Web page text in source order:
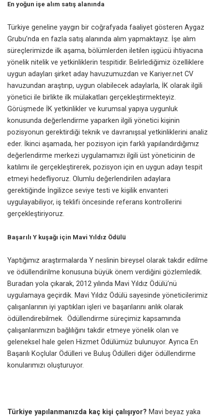
En yoğun işe alım satış alanında
Türkiye geneline yaygın bir coğrafyada faaliyet gösteren Aygaz
Grubu’nda en fazla satış alanında alım yapmaktayız. İşe alım
süreçlerimizde ilk aşama, bölümlerden iletilen işgücü ihtiyacına
yönelik nitelik ve yetkinliklerin tespitidir. Belirlediğimiz özelliklere
uygun adayları şirket aday havuzumuzdan ve Kariyer.net CV
havuzundan araştırıp, uygun olabilecek adaylarla, İK olarak ilgili
yönetici ile birlikte ilk mülakatları gerçekleştirmekteyiz.
Görüşmede İK yetkinlikler ve kurumsal yapıya uygunluk
konusunda değerlendirme yaparken ilgili yönetici kişinin
pozisyonun gerektirdiği teknik ve davranışsal yetkinliklerini analiz
eder. İkinci aşamada, her pozisyon için farklı yapılandırdığımız
değerlendirme merkezi uygulamamızı ilgili üst yöneticinin de
katılımı ile gerçekleştirerek, pozisyon için en uygun adayı tespit
etmeyi hedefliyoruz. Olumlu değerlendirilen adaylara
gerektiğinde İngilizce seviye testi ve kişilik envanteri
uygulayabiliyor, iş teklifi öncesinde referans kontrollerini
gerçekleştiriyoruz.
Başarılı Y kuşağı için Mavi Yıldız Ödülü
Yaptığımız araştırmalarda Y neslinin bireysel olarak takdir edilme
ve ödüllendirilme konusuna büyük önem verdiğini gözlemledik.
Buradan yola çıkarak, 2012 yılında Mavi Yıldız Ödülü’nü
uygulamaya geçirdik. Mavi Yıldız Ödülü sayesinde yöneticilerimiz
çalışanlarının iyi yaptıkları işleri ve başarılarını anlık olarak
ödüllendirebilmek. Ödüllendirme süreçimiz kapsamında
çalışanlarımızın bağlılığını takdir etmeye yönelik olan ve
geleneksel hale gelen Hizmet Ödülümüz bulunuyor. Ayrıca En
Başarılı Koçlular Ödülleri ve Buluş Ödülleri diğer ödüllendirme
konularımızı oluşturuyor.
Türkiye yapılanmanızda kaç kişi çalışıyor? Mavi beyaz yaka